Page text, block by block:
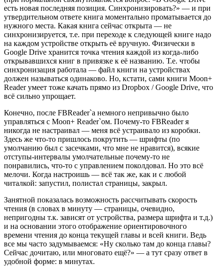
есть новая последняя позиция. Синхронизировать?» — и при
утвердительном ответе книга моментально проматывается до
нужного места. Какая книга сейчас открыта — не
синхронизируется, т.е. при переходе к следующей книге надо
на каждом устройстве открыть её вручную. Физически в
Google Drive хранится точка чтения каждой из когда-либо
открывавшихся книг в привязке к её названию. Т.е. чтобы
синхронизация работала — файл книги на устройствах
должен называться одинаково. Но, кстати, сами книги Moon+
Reader умеет тоже качать прямо из Dropbox / Google Drive, что
всё сильно упрощает.
Конечно, после FBReader`а немного непривычно было
управляться с Moon+ Reader`ом. Почему-то FBReader я
никогда не настраивал — меня всё устраивало из коробки.
Здесь же что-то пришлось покрутить — шрифты (по
умолчанию был с засечками, что мне не нравится), всякие
отступы-интервалы умолчательные почему-то не
понравились, что-то с управлением поколдовал. Но это всё
мелочи. Когда настроишь — всё так же, как и с любой
читалкой: запустил, полистал страницы, закрыл.
Занятной показалась возможность рассчитывать скорость
чтения (в словах в минуту — страницы, очевидно,
непригодны т.к. зависят от устройства, размера шрифта и т.д.)
и на основании этого отображение ориентировочного
времени чтения до конца текущей главы и всей книги. Ведь
все мы часто задумываемся: «Ну сколько там до конца главы?
Сейчас дочитаю, или многовато ещё?» — а тут сразу ответ в
удобной форме: в минутах.